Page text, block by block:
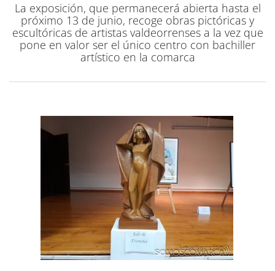
La exposición, que permanecerá abierta hasta el
próximo 13 de junio, recoge obras pictóricas y
escultóricas de artistas valdeorrenses a la vez que
pone en valor ser el único centro con bachiller
artístico en la comarca